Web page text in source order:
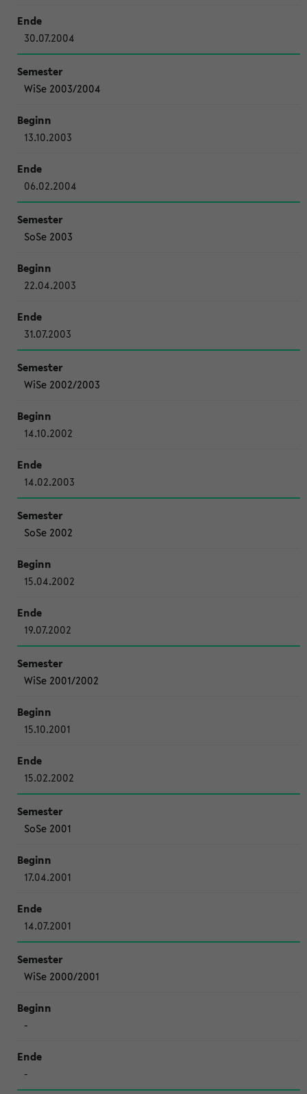
30.07.2004
WiSe 2003/2004
13.10.2003
06.02.2004
SoSe 2003
22.04.2003
31.07.2003
WiSe 2002/2003
14.10.2002
14.02.2003
SoSe 2002
15.04.2002
19.07.2002
WiSe 2001/2002
15.10.2001
15.02.2002
SoSe 2001
17.04.2001
14.07.2001
WiSe 2000/2001
-
-